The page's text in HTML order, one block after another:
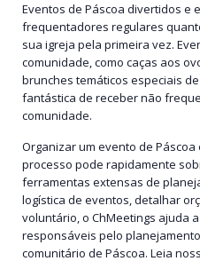
Eventos de Páscoa divertidos e
frequentadores regulares
sua igreja pela primeira vez.
comunidade, como caças aos
brunches temáticos especiais
fantástica de receber não
comunidade.
Organizar um evento de
processo pode rapidamente
ferramentas extensas de
logística de eventos, detalhar
voluntário, o ChMeetings ajuda
responsáveis pelo
comunitário de Páscoa. Leia